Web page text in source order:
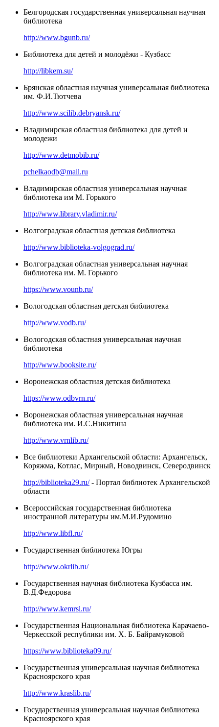
Белгородская государственная универсальная научная
библиотека
http://www.bgunb.ru/
Библиотека для детей и молодёжи - Кузбасс
http://libkem.su/
Брянская областная научная универсальная библиотека
им. Ф.И.Тютчева
http://www.scilib.debryansk.ru/
Владимирская областная библиотека для детей и
молодежи
http://www.detmobib.ru/
pchelkaodb@mail.ru
Владимирская областная универсальная научная
библиотека им М. Горького
http://www.library.vladimir.ru/
Волгоградская областная детская библиотека
http://www.biblioteka-volgograd.ru/
Волгоградская областная универсальная научная
библиотека им. М. Горького
https://www.vounb.ru/
Вологодская областная детская библиотека
http://www.vodb.ru/
Вологодская областная универсальная научная
библиотека
http://www.booksite.ru/
Воронежская областная детская библиотека
https://www.odbvrn.ru/
Воронежская областная универсальная научная
библиотека им. И.С.Никитина
http://www.vrnlib.ru/
Все библиотеки Архангельской области: Архангельск,
Коряжма, Котлас, Мирный, Новодвинск, Северодвинск
http://biblioteka29.ru/- Портал библиотек Архангельской
области
Всероссийская государственная библиотека
иностранной литературы им.М.И.Рудомино
http://www.libfl.ru/
Государственная библиотека Югры
http://www.okrlib.ru/
Государственная научная библиотека Кузбасса им.
В.Д.Федорова
http://www.kemrsl.ru/
Государственная Национальная библиотека Карачаево-
Черкесской республики им. Х. Б. Байрамуковой
https://www.biblioteka09.ru/
Государственная универсальная научная библиотека
Красноярского края
http://www.kraslib.ru/
Государственная универсальная научная библиотека
Красноярского края